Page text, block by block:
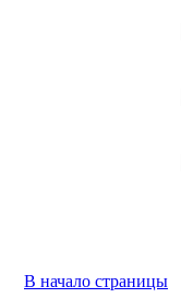
В начало страницы